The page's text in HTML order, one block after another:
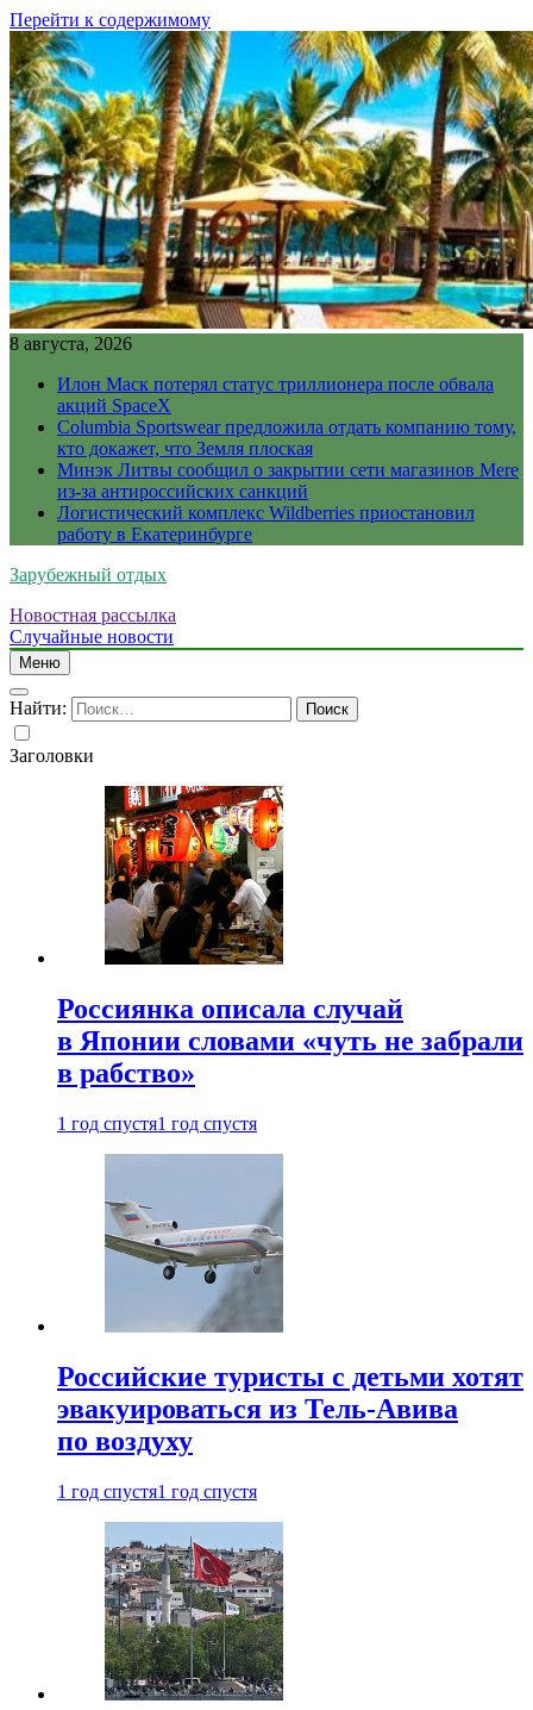
Перейти к содержимому
8 августа, 2026
Илон Маск потерял статус триллионера после обвала
акций SpaceX
Columbia Sportswear предложила отдать компанию тому,
кто докажет, что Земля плоская
Минэк Литвы сообщил о закрытии сети магазинов Mere
из-за антироссийских санкций
Логистический комплекс Wildberries приостановил
работу в Екатеринбурге
Зарубежный отдых
Новостная рассылка
Случайные новости
Меню
Найти:
Заголовки
Россиянка описала случай
в Японии словами «чуть не забрали
в рабство»
1 год спустя1 год спустя
Российские туристы с детьми хотят
эвакуироваться из Тель-Авива
по воздуху
1 год спустя1 год спустя